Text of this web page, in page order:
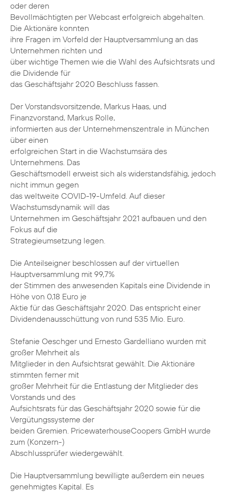
oder deren
Bevollmächtigten per Webcast erfolgreich abgehalten.
Die Aktionäre konnten
ihre Fragen im Vorfeld der Hauptversammlung an das
Unternehmen richten und
über wichtige Themen wie die Wahl des Aufsichtsrats und
die Dividende für
das Geschäftsjahr 2020 Beschluss fassen.
Der Vorstandsvorsitzende, Markus Haas, und
Finanzvorstand, Markus Rolle,
informierten aus der Unternehmenszentrale in München
über einen
erfolgreichen Start in die Wachstumsära des
Unternehmens. Das
Geschäftsmodell erweist sich als widerstandsfähig, jedoch
nicht immun gegen
das weltweite COVID-19-Umfeld. Auf dieser
Wachstumsdynamik will das
Unternehmen im Geschäftsjahr 2021 aufbauen und den
Fokus auf die
Strategieumsetzung legen.
Die Anteilseigner beschlossen auf der virtuellen
Hauptversammlung mit 99,7%
der Stimmen des anwesenden Kapitals eine Dividende in
Höhe von 0,18 Euro je
Aktie für das Geschäftsjahr 2020. Das entspricht einer
Dividendenausschüttung von rund 535 Mio. Euro.
Stefanie Oeschger und Ernesto Gardelliano wurden mit
großer Mehrheit als
Mitglieder in den Aufsichtsrat gewählt. Die Aktionäre
stimmten ferner mit
großer Mehrheit für die Entlastung der Mitglieder des
Vorstands und des
Aufsichtsrats für das Geschäftsjahr 2020 sowie für die
Vergütungssysteme der
beiden Gremien. PricewaterhouseCoopers GmbH wurde
zum (Konzern-)
Abschlussprüfer wiedergewählt.
Die Hauptversammlung bewilligte außerdem ein neues
genehmigtes Kapital. Es